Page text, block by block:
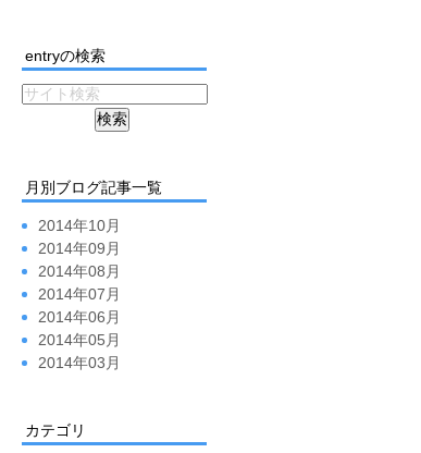
entryの検索
月別ブログ記事一覧
2014年10月
2014年09月
2014年08月
2014年07月
2014年06月
2014年05月
2014年03月
カテゴリ